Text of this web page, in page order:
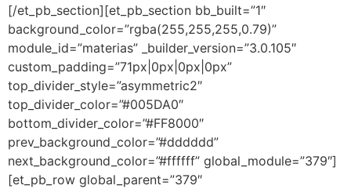
[/et_pb_section][et_pb_section bb_built=”1″
background_color=”rgba(255,255,255,0.79)”
module_id=”materias” _builder_version=”3.0.105″
custom_padding=”71px|0px|0px|0px”
top_divider_style=”asymmetric2″
top_divider_color=”#005DA0″
bottom_divider_color=”#FF8000″
prev_background_color=”#dddddd”
next_background_color=”#ffffff” global_module=”379″]
[et_pb_row global_parent=”379″